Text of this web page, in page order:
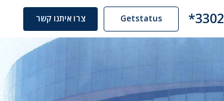
3302*
Getstatus צרו איתנו קשר